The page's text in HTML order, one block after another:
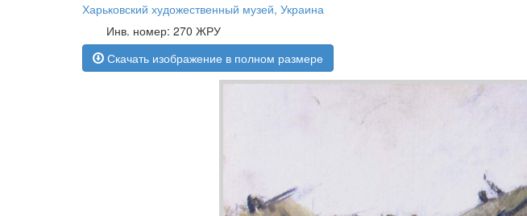
Харьковский художественный музей, Украина
Инв. номер: 270 ЖРУ
Скачать изображение в полном размере